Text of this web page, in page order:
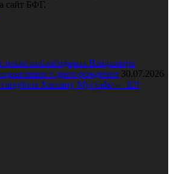
сайт БФГ.
поблагодарил Владимира
с днем рождения 30.07.2026
гандбола Хассану Мустафе — 82!